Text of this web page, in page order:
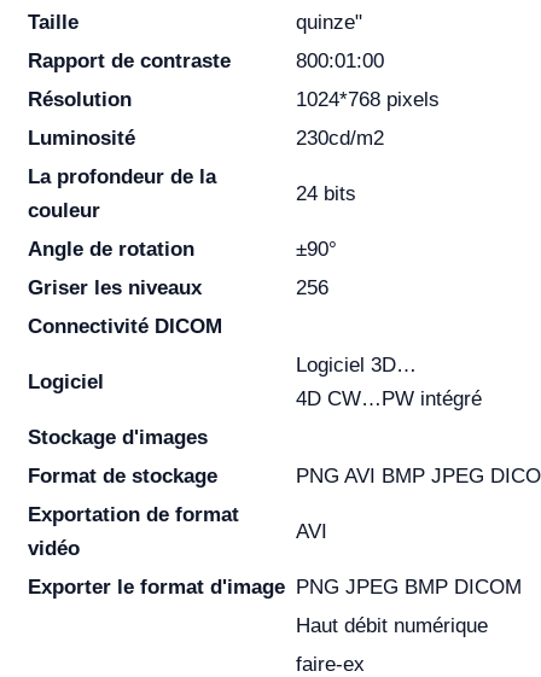
Taille
quinze"
Rapport de contraste
800:01:00
Résolution
1024*768 pixels
Luminosité
230cd/m2
La profondeur de la
couleur
24 bits
Angle de rotation
±90°
Griser les niveaux
256
Connectivité DICOM
Logiciel
Logiciel 3D…
4D CW…PW intégré
Stockage d'images
Format de stockage
PNG AVI BMP JPEG
Exportation de format
vidéo
AVI
Exporter le format d'image PNG JPEG BMP DICOM
Haut débit numérique
faire-ex